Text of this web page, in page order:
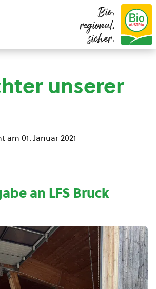
Bio,
regional,
sicher.
unserer
01. Januar 2021
an LFS Bruck